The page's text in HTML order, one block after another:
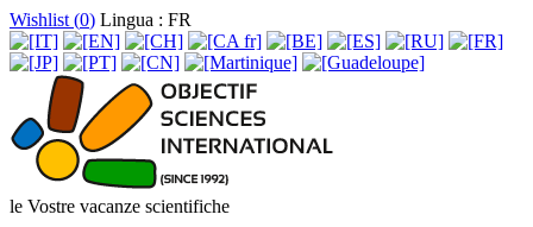
Wishlist (0) Lingua : FR
le Vostre vacanze scientifiche